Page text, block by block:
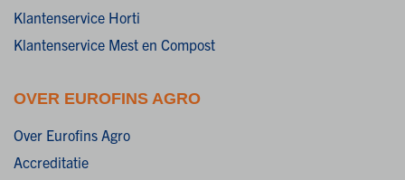
Klantenservice Horti
Klantenservice Mest en Compost
OVER EUROFINS AGRO
Over Eurofins Agro
Accreditatie